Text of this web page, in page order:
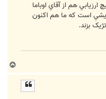
هم از آقاي اوباما
است که ما هم اکنون
بزند.
ا